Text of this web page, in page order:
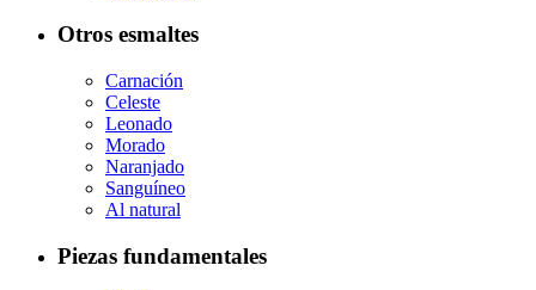
Otros esmaltes
Carnación
Celeste
Leonado
Morado
Naranjado
Sanguíneo
Al natural
Piezas fundamentales